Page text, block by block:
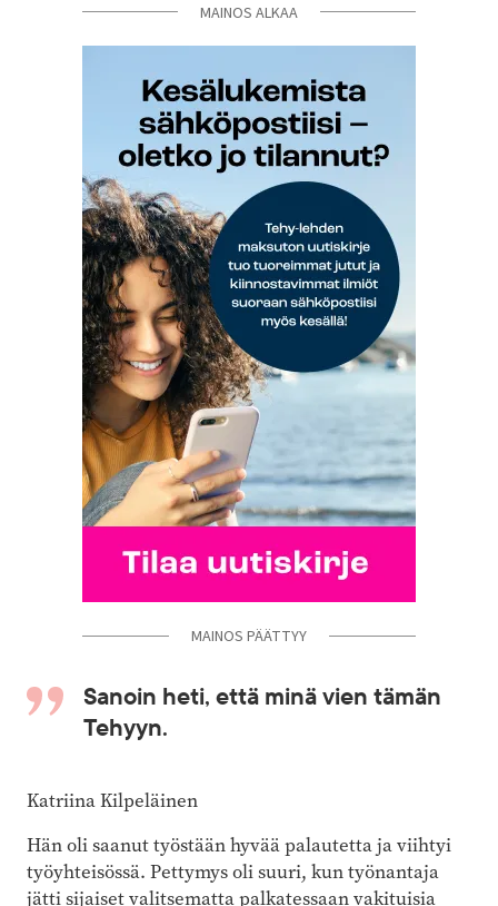
MAINOS ALKAA
MAINOS PÄÄTTYY
Sanoin heti, että minä vien tämän
Tehyyn.
Katriina Kilpeläinen
Hän oli saanut työstään hyvää palautetta ja viihtyi
työyhteisössä. Pettymys oli suuri, kun työnantaja
jätti sijaiset valitsematta palkatessaan vakituisia